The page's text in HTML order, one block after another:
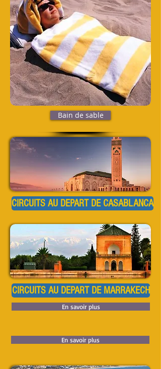
Bain de sable
CIRCUITS AU DEPART DE CASABLANCA
CIRCUITS AU DEPART DE MARRAKECH
En savoir plus
En savoir plus